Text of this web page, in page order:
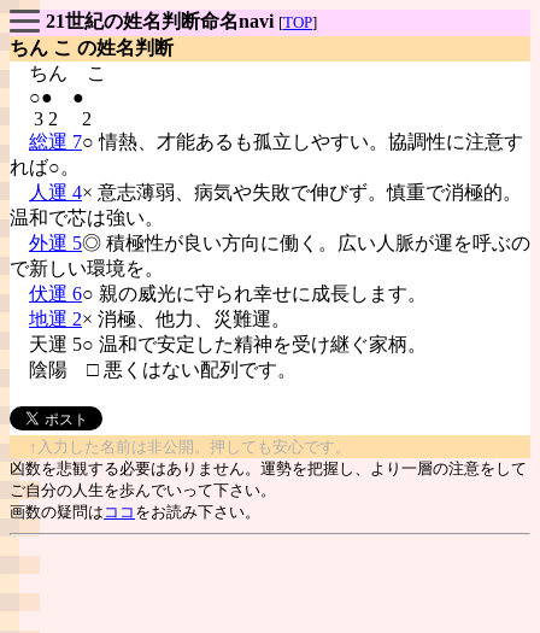
21世紀の姓名判断命名navi [TOP]
ちん こ の姓名判断
ちん
こ
○● ●
3 2 2
総運 7○ 情熱、才能あるも孤立しやすい。協調性に注意す
れば○。
人運 4× 意志薄弱、病気や失敗で伸びず。慎重で消極的。
温和で芯は強い。
外運 5◎ 積極性が良い方向に働く。広い人脈が運を呼ぶの
で新しい環境を。
伏運 6○ 親の威光に守られ幸せに成長します。
地運 2× 消極、他力、災難運。
天運 5○ 温和で安定した精神を受け継ぐ家柄。
陰陽 □ 悪くはない配列です。
↑入力した名前は非公開。押しても安心です。
凶数を悲観する必要はありません。運勢を把握し、より一層の注意をして
ご自分の人生を歩んでいって下さい。
画数の疑問は ココ をお読み下さい。